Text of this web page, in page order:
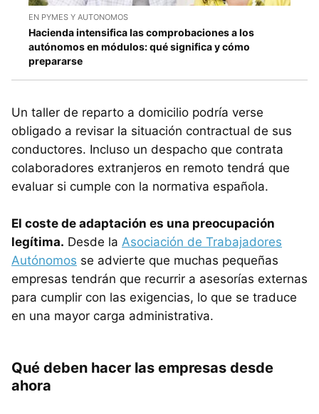
EN PYMES Y AUTONOMOS
Hacienda intensifica las comprobaciones a los
autónomos en módulos: qué significa y cómo
prepararse
Un taller de reparto a domicilio podría verse
obligado a revisar la situación contractual de sus
conductores. Incluso un despacho que contrata
colaboradores extranjeros en remoto tendrá que
evaluar si cumple con la normativa española.
El coste de adaptación es una preocupación
legítima. Desde la Asociación de Trabajadores
Autónomos se advierte que muchas pequeñas
empresas tendrán que recurrir a asesorías externas
para cumplir con las exigencias, lo que se traduce
en una mayor carga administrativa.
Qué deben hacer las empresas desde
ahora